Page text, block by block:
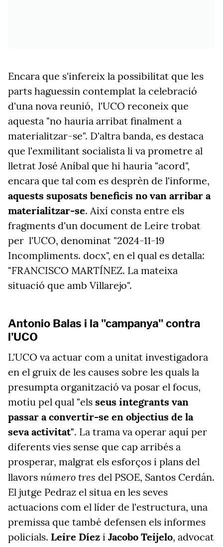
Encara que s'infereix la possibilitat que les
parts haguessin contemplat la celebració
d'una nova reunió, l'UCO reconeix que
aquesta "no hauria arribat finalment a
materialitzar-se". D'altra banda, es destaca
que l'exmilitant socialista li va prometre al
lletrat José Aníbal que hi hauria "acord",
encara que tal com es desprèn de l'informe,
aquests suposats beneficis no van arribar a
materialitzar-se. Així consta entre els
fragments d'un document de Leire trobat
per l'UCO, denominat "2024-11-19
Incompliments. docx", en el qual es detalla:
"FRANCISCO MARTÍNEZ. La mateixa
situació que amb Villarejo".
Antonio Balas i la "campanya" contra
l'UCO
L'UCO va actuar com a unitat investigadora
en el gruix de les causes sobre les quals la
presumpta organització va posar el focus,
motiu pel qual "els seus integrants van
passar a convertir-se en objectius de la
seva activitat". La trama va operar aquí per
diferents vies sense que cap arribés a
prosperar, malgrat els esforços i plans del
llavors número tres del PSOE, Santos Cerdán.
El jutge Pedraz el situa en les seves
actuacions com el líder de l'estructura, una
premissa que també defensen els informes
policials. Leire Díez i Jacobo Teijelo, advocat